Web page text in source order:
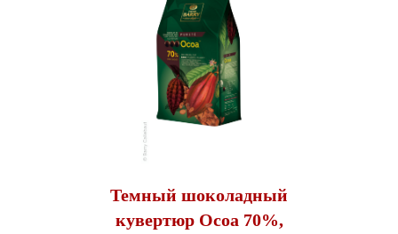
Темный шоколадный
кувертюр Ocoa 70%,